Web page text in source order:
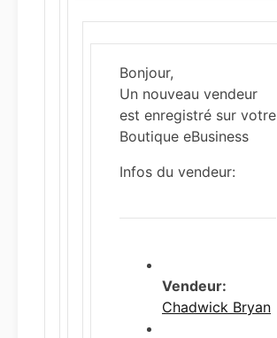
Bonjour,
Un nouveau vendeur
est enregistré sur votre
Boutique eBusiness
Infos du vendeur:
Vendeur:
Chadwick Bryan